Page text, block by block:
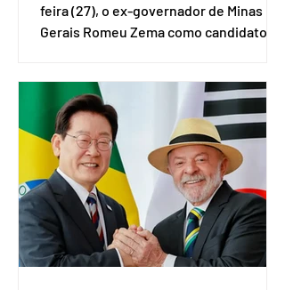
feira (27), o ex-governador de Minas
Gerais Romeu Zema como candidato à
Brasília. O Novo ainda não definiu quem
vai compor a chapa como candidato a
vice-presidente. A convenção contou
com a presença do presidente nacional
do partido, Eduardo Ribeiro, e do
senador Eduardo Girão, filiado ao Novo
desde fevereiro de 2023. Formado em
administração de empresas pela
Fundaç